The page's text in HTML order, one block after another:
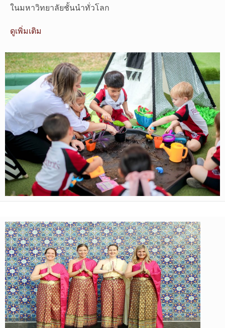
ในมหาวิทยาลัยชั้นนำทั่วโลก
ดูเพิ่มเติม